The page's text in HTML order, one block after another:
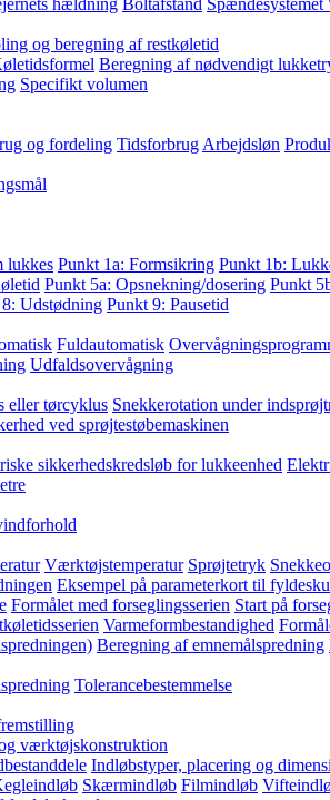
hældning Boltafstand
og beregning af restkøletid
Beregning af nødvendigt
Specifikt volumen
og fordeling Tidsforbrug Arbejdsløn
lukkes Punkt 1a: Formsikring Punkt 1b:
Punkt 5a: Opsnekning/dosering Punkt
Udstødning Punkt 9: Pausetid
Fuldautomatisk
Udfaldsovervågning
eller tørcyklus Snekkerotation under
ved sprøjtestøbemaskinen
sikkerhedskredsløb for lukkeenhed
Værktøjstemperatur Sprøjtetryk
Eksempel på parameterkort til
Formålet med forseglingsserien Start på
Varmeformbestandighed
Beregning af emnemålspredning
Tolerancebestemmelse
værktøjskonstruktion
Indløbstyper, placering og
Skærmindløb Filmindløb